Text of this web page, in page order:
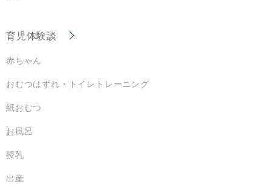
育児体験談
赤ちゃん
おむつはずれ・トイレトレーニング
紙おむつ
お風呂
授乳
出産